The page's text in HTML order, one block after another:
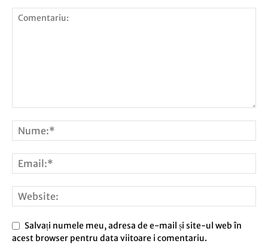
Salvați numele meu, adresa de e-mail și site-ul web în
acest browser pentru data viitoare i comentariu.